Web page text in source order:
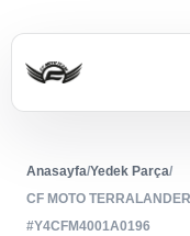
Anasayfa/Yedek Parça/
CF MOTO
#Y4CFM4001A0196